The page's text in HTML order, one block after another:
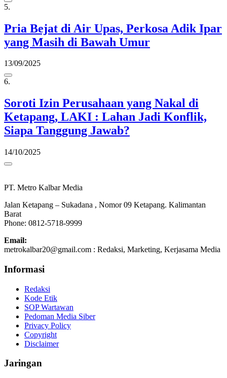
5.
Pria Bejat di Air Upas, Perkosa Adik Ipar
yang Masih di Bawah Umur
13/09/2025
6.
Soroti Izin Perusahaan yang Nakal di
Ketapang, LAKI : Lahan Jadi Konflik,
Siapa Tanggung Jawab?
14/10/2025
PT. Metro Kalbar Media
Jalan Ketapang – Sukadana , Nomor 09 Ketapang. Kalimantan
Barat
Phone: 0812-5718-9999
Email:
metrokalbar20@gmail.com : Redaksi, Marketing, Kerjasama Media
Informasi
Redaksi
Kode Etik
SOP Wartawan
Pedoman Media Siber
Privacy Policy
Copyright
Disclaimer
Jaringan